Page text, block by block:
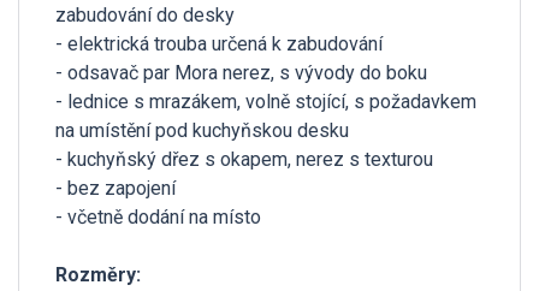
zabudování do desky
- elektrická trouba určená k zabudování
- odsavač par Mora nerez, s vývody do boku
- lednice s mrazákem, volně stojící, s požadavkem
na umístění pod kuchyňskou desku
- kuchyňský dřez s okapem, nerez s texturou
- bez zapojení
- včetně dodání na místo
Rozměry: